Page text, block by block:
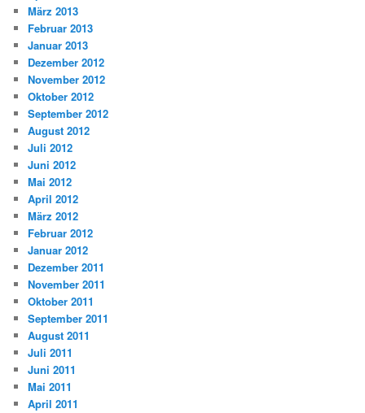
März 2013
Februar 2013
Januar 2013
Dezember 2012
November 2012
Oktober 2012
September 2012
August 2012
Juli 2012
Juni 2012
Mai 2012
April 2012
März 2012
Februar 2012
Januar 2012
Dezember 2011
November 2011
Oktober 2011
September 2011
August 2011
Juli 2011
Juni 2011
Mai 2011
April 2011